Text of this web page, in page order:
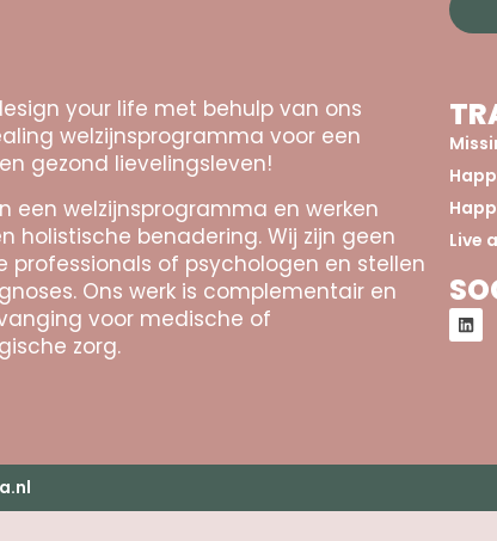
your life met behulp van ons
welzijnsprogramma voor een
gezond lievelingsleven!
een welzijnsprogramma en werken
holistische benadering. Wij zijn geen
professionals of psychologen en stellen
Ons werk is complementair en
voor medische of
zorg.
Live